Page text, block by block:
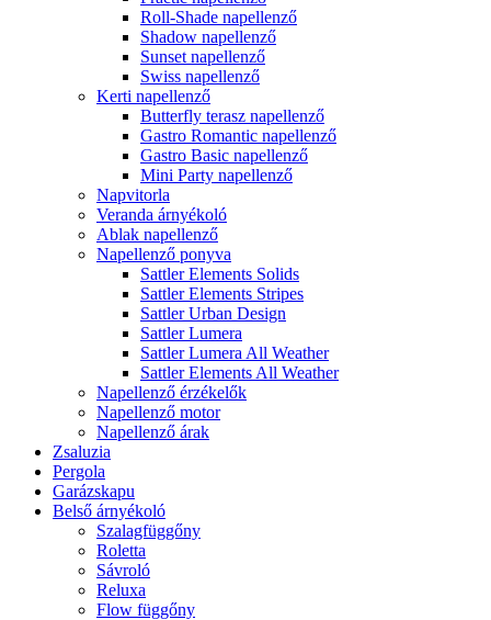
Roll-Shade napellenző
Shadow napellenző
Sunset napellenző
Swiss napellenző
Kerti napellenző
Butterfly terasz napellenző
Gastro Romantic napellenző
Gastro Basic napellenző
Mini Party napellenző
Napvitorla
Veranda árnyékoló
Ablak napellenző
Napellenző ponyva
Sattler Elements Solids
Sattler Elements Stripes
Sattler Urban Design
Sattler Lumera
Sattler Lumera All Weather
Sattler Elements All Weather
Napellenző érzékelők
Napellenző motor
Napellenző árak
Zsaluzia
Pergola
Garázskapu
Belső árnyékoló
Szalagfüggőny
Roletta
Sávroló
Reluxa
Flow függőny